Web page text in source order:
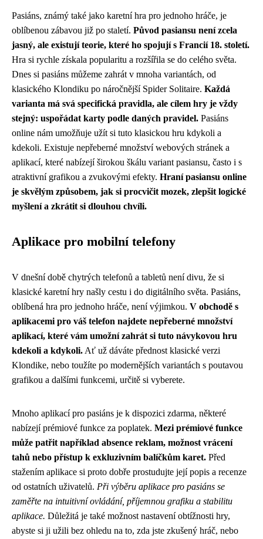
Pasiáns, známý také jako karetní hra pro jednoho hráče, je
oblíbenou zábavou již po staletí. Původ pasiansu není zcela
jasný, ale existují teorie, které ho spojují s Francií 18. století.
Hra si rychle získala popularitu a rozšířila se do celého světa.
Dnes si pasiáns můžeme zahrát v mnoha variantách, od
klasického Klondiku po náročnější Spider Solitaire. Každá
varianta má svá specifická pravidla, ale cílem hry je vždy
stejný: uspořádat karty podle daných pravidel. Pasiáns
online nám umožňuje užít si tuto klasickou hru kdykoli a
kdekoli. Existuje nepřeberné množství webových stránek a
aplikací, které nabízejí širokou škálu variant pasiansu, často i s
atraktivní grafikou a zvukovými efekty. Hraní pasiansu online
je skvělým způsobem, jak si procvičit mozek, zlepšit logické
myšlení a zkrátit si dlouhou chvíli.
Aplikace pro mobilní telefony
V dnešní době chytrých telefonů a tabletů není divu, že si
klasické karetní hry našly cestu i do digitálního světa. Pasiáns,
oblíbená hra pro jednoho hráče, není výjimkou. V obchodě s
aplikacemi pro váš telefon najdete nepřeberné množství
aplikací, které vám umožní zahrát si tuto návykovou hru
kdekoli a kdykoli. Ať už dáváte přednost klasické verzi
Klondike, nebo toužíte po modernějších variantách s poutavou
grafikou a dalšími funkcemi, určitě si vyberete.
Mnoho aplikací pro pasiáns je k dispozici zdarma, některé
nabízejí prémiové funkce za poplatek. Mezi prémiové funkce
může patřit například absence reklam, možnost vrácení
tahů nebo přístup k exkluzivním balíčkům karet. Před
stažením aplikace si proto dobře prostudujte její popis a recenze
od ostatních uživatelů. Při výběru aplikace pro pasiáns se
zaměřte na intuitivní ovládání, příjemnou grafiku a stabilitu
aplikace. Důležitá je také možnost nastavení obtížnosti hry,
abyste si ji užili bez ohledu na to, zda jste zkušený hráč, nebo